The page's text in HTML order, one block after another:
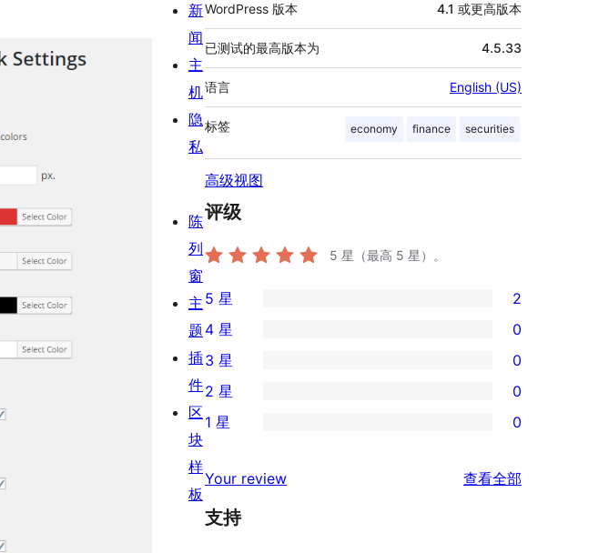
WordPress 版本 4.1 或更高版本
已测试的最高版本为 4.5.33
语言 English (US)
标签 economy finance securities
高级视图
评级
5 星（最高 5 星）。
2
条
5
星
评
5 星 2
条
4
星
价
4 星 0
0
条
3
评
价
3 星 0
条
星
评
2 星 0
1
星
1 星 0
Your review 查看全部
支持
新
闻
主
机
隐
私
陈
列
窗
主
题
插
件
区
块
样
板